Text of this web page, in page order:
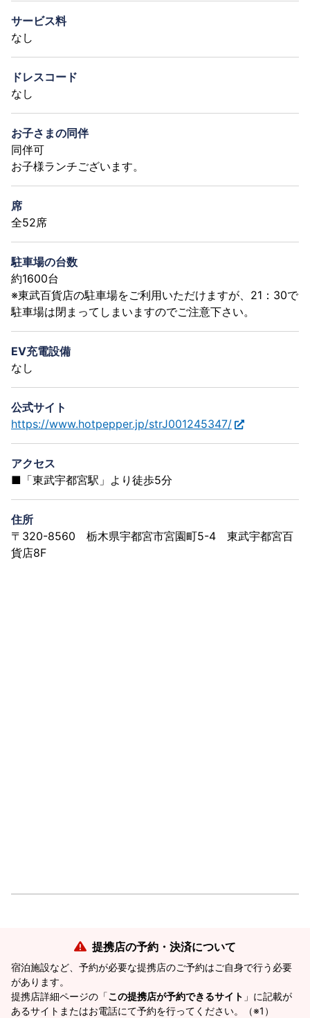
サービス料
なし
ドレスコード
なし
お子さまの同伴
同伴可
お子様ランチございます。
席
全52席
駐車場の台数
約1600台
※東武百貨店の駐車場をご利用いただけますが、21：30で
駐車場は閉まってしまいますのでご注意下さい。
EV充電設備
なし
公式サイト
https://www.hotpepper.jp/strJ001245347/
アクセス
■「東武宇都宮駅」より徒歩5分
住所
〒320-8560 栃木県宇都宮市宮園町5-4 東武宇都宮百
貨店8F
提携店の予約・決済について
宿泊施設など、予約が必要な提携店のご予約はご自身で行う必要
があります。
提携店詳細ページの「この提携店が予約できるサイト 」に記載が
あるサイトまたはお電話にて予約を行ってください。（※1）